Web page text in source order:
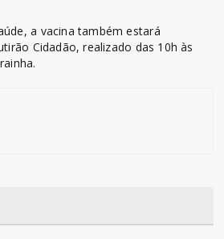
a vacina também estará
Cidadão, realizado das 10h às